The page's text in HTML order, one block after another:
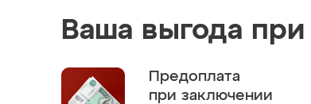
Ваша выгода при
Предоплата
при заключении